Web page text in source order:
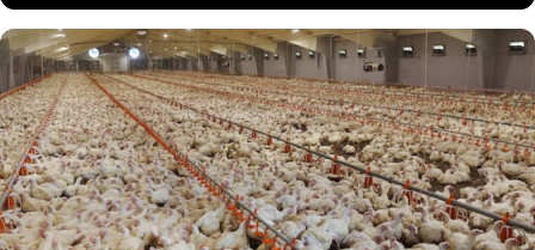
Brezilya'da 2.600 nüfuslu Capão Alto şehri
milyonlarca dolarlık yatırımla civciv üretim
merkezi haline getirilecek. Tesis sayesinde
180 ülke ile ticaret yapılacak.